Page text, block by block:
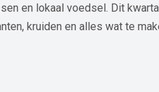
en lokaal voedsel. Dit
kruiden en alles wat te